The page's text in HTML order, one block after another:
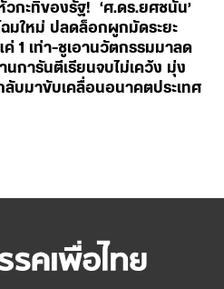
กะทิของรัฐ! ‘ศ.ดร.ยศชนัน’
มใหม่ ปลดล็อกผูกมัดระยะ
1 เท่า-ชูเอานวัตกรรมมาลด
การันตีเรียนจบไม่เคว้ง มุ่ง
ลับมาขับเคลื่อนอนาคตประเทศ